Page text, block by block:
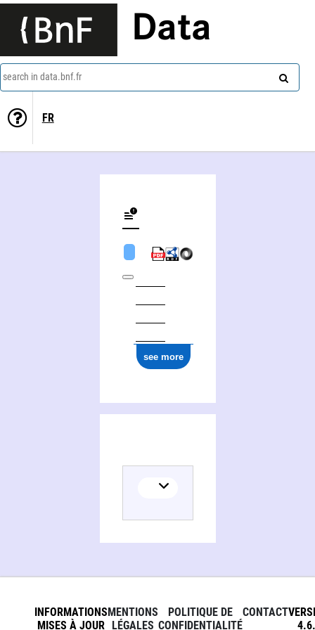
Data
search in data.bnf.fr
FR
see more
INFORMATIONS
MISES À JOUR
MENTIONS
LÉGALES
POLITIQUE DE
CONFIDENTIALITÉ
CONTACT